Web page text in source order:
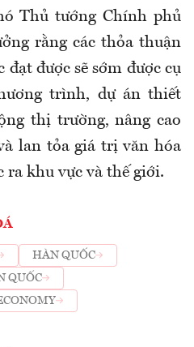
Thủ tướng Chính phủ
rằng các thỏa thuận
được sẽ sớm được cụ
trình, dự án thiết
thị trường, nâng cao
lan tỏa giá trị văn hóa
khu vực và thế giới.
HÀN QUỐC
QUỐC